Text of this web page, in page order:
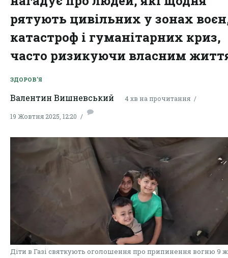
рятують цивільних у зонах
катастроф і гуманітарних криз,
часто ризикуючи власним
ЗДОРОВ'Я
Валентин Вишневський 4 хв на прочитання
19 Жовтня 2025, 12:20
Діти в Газі святкують оголошення про припинення вогню 9